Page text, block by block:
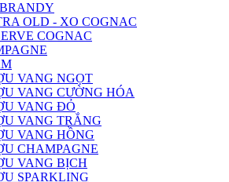
OLD - XO COGNAC
COGNAC
VANG NGỌT
VANG CƯỜNG HÓA
VANG ĐỎ
VANG TRẮNG
VANG HỒNG
CHAMPAGNE
VANG BỊCH
SPARKLING